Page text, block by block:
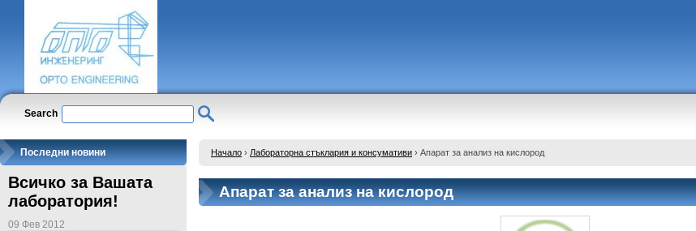
Search
Последни новини
Всичко за Вашата
лаборатория!
09 Фев 2012
Начало › Лабораторна стъклария и консумативи › Апарат за анализ на кислород
Апарат за анализ на кислород